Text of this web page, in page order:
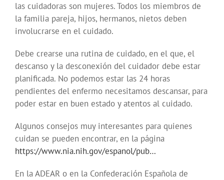
las cuidadoras son mujeres. Todos los miembros de
la familia pareja, hijos, hermanos, nietos deben
involucrarse en el cuidado.
Debe crearse una rutina de cuidado, en el que, el
descanso y la desconexión del cuidador debe estar
planificada. No podemos estar las 24 horas
pendientes del enfermo necesitamos descansar, para
poder estar en buen estado y atentos al cuidado.
Algunos consejos muy interesantes para quienes
cuidan se pueden encontrar, en la página
https://www.nia.nih.gov/espanol/pub…
En la ADEAR o en la Confederación Española de